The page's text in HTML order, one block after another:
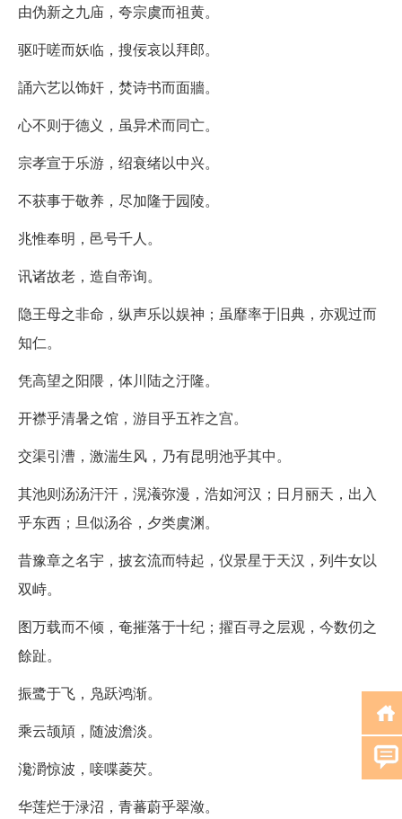
由伪新之九庙，夸宗虞而祖黄。
驱吁嗟而妖临，搜佞哀以拜郎。
誦六艺以饰奸，焚诗书而面牆。
心不则于德义，虽异术而同亡。
宗孝宣于乐游，绍衰绪以中兴。
不获事于敬养，尽加隆于园陵。
兆惟奉明，邑号千人。
讯诸故老，造自帝询。
隐王母之非命，纵声乐以娱神；虽靡率于旧典，亦观过而
知仁。
凭高望之阳隈，体川陆之汙隆。
开襟乎清暑之馆，游目乎五祚之宫。
交渠引漕，激湍生风，乃有昆明池乎其中。
其池则汤汤汗汗，滉瀁弥漫，浩如河汉；日月丽天，出入
乎东西；旦似汤谷，夕类虞渊。
昔豫章之名宇，披玄流而特起，仪景星于天汉，列牛女以
双峙。
图万载而不倾，奄摧落于十纪；擢百寻之层观，今数仞之
餘趾。
振鹭于飞，凫跃鸿渐。
乘云颉頏，随波澹淡。
瀺灂惊波，唼喋菱芡。
华莲烂于渌沼，青蕃蔚乎翠潋。